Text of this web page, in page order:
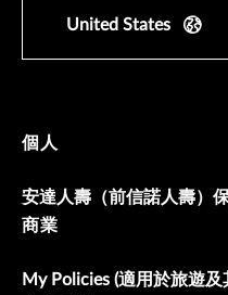
United States
個人
安達人壽（前信諾人壽）
商業
My Policies (適用於旅遊